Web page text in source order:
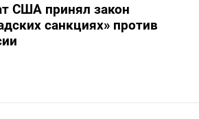
США принял закон
санкциях» против